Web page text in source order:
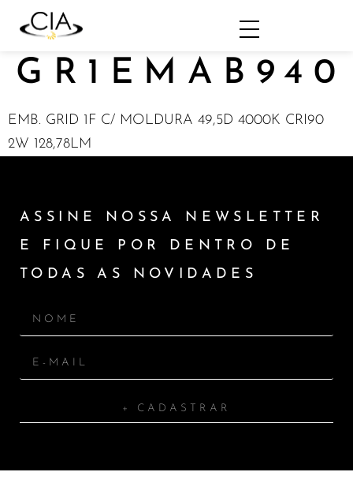
GR1EMAB940
EMB. GRID 1F C/ MOLDURA 49,5D 4000K CRI90
2W 128,78LM
ASSINE NOSSA NEWSLETTER
E FIQUE POR DENTRO DE
TODAS AS NOVIDADES
+ CADASTRAR